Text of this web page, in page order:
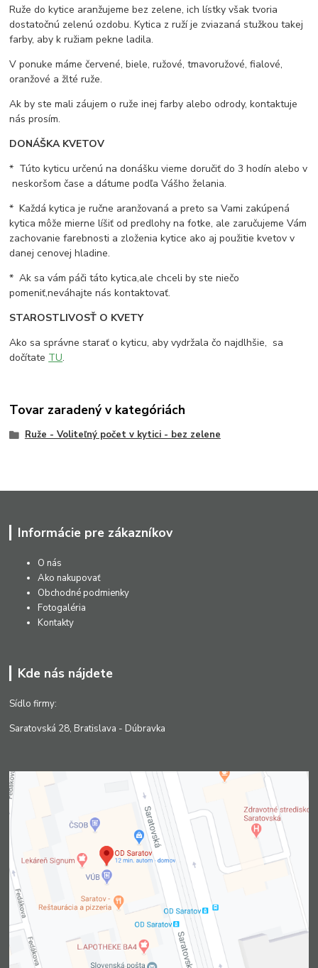
Ruže do kytice aranžujeme bez zelene, ich lístky však tvoria
dostatočnú zelenú ozdobu. Kytica z ruží je zviazaná stužkou takej
farby, aby k ružiam pekne ladila.
V ponuke máme červené, biele, ružové, tmavoružové, fialové,
oranžové a žlté ruže.
Ak by ste mali záujem o ruže inej farby alebo odrody, kontaktuje
nás prosím.
DONÁŠKA KVETOV
* Túto kyticu určenú na donášku vieme doručiť do 3 hodín alebo v
neskoršom čase a dátume podľa Vášho želania.
* Každá kytica je ručne aranžovaná a preto sa Vami zakúpená
kytica môže mierne líšiť od predlohy na fotke, ale zaručujeme Vám
zachovanie farebnosti a zloženia kytice ako aj použitie kvetov v
danej cenovej hladine.
* Ak sa vám páči táto kytica,ale chceli by ste niečo
pomeniť,neváhajte nás kontaktovať.
STAROSTLIVOSŤ O KVETY
Ako sa správne starať o kyticu, aby vydržala čo najdlhšie, sa
dočítate TU.
Tovar zaradený v kategóriách
Ruže - Voliteľný počet v kytici - bez zelene
Informácie pre zákazníkov
O nás
Ako nakupovať
Obchodné podmienky
Fotogaléria
Kontakty
Kde nás nájdete
Sídlo firmy:
Saratovská 28, Bratislava - Dúbravka